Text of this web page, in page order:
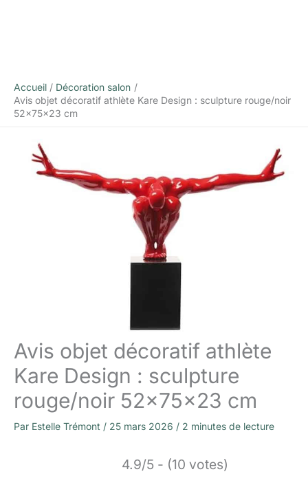
Accueil
Décoration salon
Avis objet décoratif athlète Kare Design : sculpture rouge/noir
52x75x23 cm
Avis objet décoratif athlète
Kare Design : sculpture
rouge/noir 52x75x23 cm
Par Estelle Trémont / 25 mars 2026 / 2 minutes de lecture
4.9/5 - (10 votes)